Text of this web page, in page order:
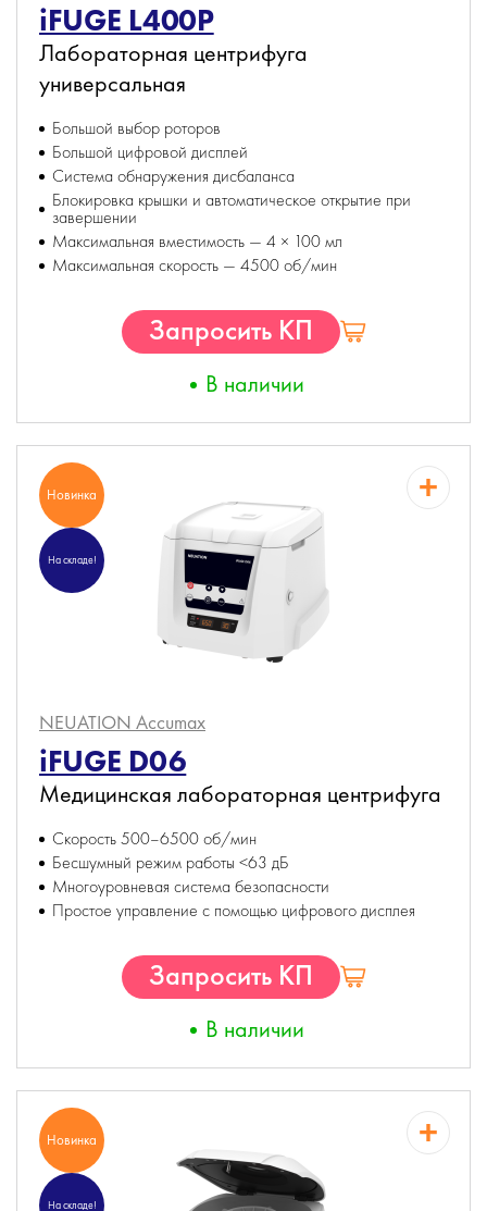
iFUGE L400P
Лабораторная центрифуга
универсальная
Большой выбор роторов
Большой цифровой дисплей
Система обнаружения дисбаланса
Блокировка крышки и автоматическое открытие при
завершении
Максимальная вместимость — 4 × 100 мл
Максимальная скорость — 4500 об/мин
Запросить КП
В наличии
Новинка
На складе!
NEUATION Accumax
iFUGE D06
Медицинская лабораторная центрифуга
Скорость 500–6500 об/мин
Бесшумный режим работы <63 дБ
Многоуровневая система безопасности
Простое управление с помощью цифрового дисплея
Запросить КП
В наличии
Новинка
На складе!